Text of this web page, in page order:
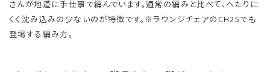
さんが地道に手仕事で編んでいます。通常の編みと比べて、へたりに
くく沈み込みの少ないのが特徴です。※ラウンジチェアのCH25でも
登場する編み方。